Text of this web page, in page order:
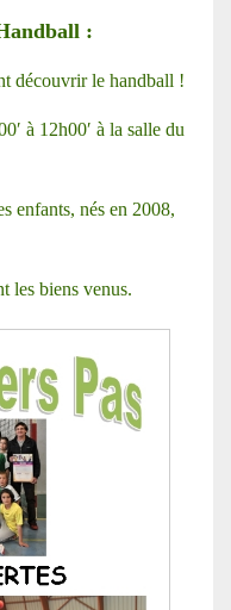
:
découvrir le handball !
à 12h00′ à la salle du
enfants, nés en 2008,
les biens venus.